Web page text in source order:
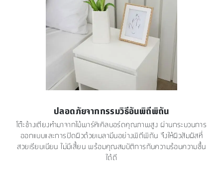
ปลอดภัยจากกรรมวิธีอันพิถีพิถัน
โต๊ะข้างเตียงทำมาจากไม้พาร์ทิเคิลบอร์ดคุณภาพสูง ผ่านกระบวนการ
ออกแบบและการปิดผิวด้วยเมลามีนอย่างพิถีพิถัน จึงให้ผิวสัมผัสที่
สวยเรียบเนียน ไม่มีเสี้ยน พร้อมคุณสมบัติการกันความร้อนความชื้น
ได้ดี